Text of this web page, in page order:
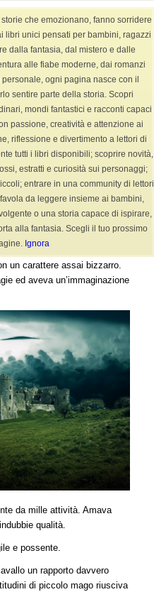
che emozionano, fanno sorridere
libri unici pensati per bambini, ragazzi
dalla fantasia, dal mistero e dalle
alle fiabe moderne, dai romanzi
ogni pagina nasce con il
sentire parte della storia. Scopri
mondi fantastici e racconti capaci
passione, creatività e attenzione ai
riflessione e divertimento a lettori di
tutti i libri disponibili; scoprire novità,
estratti e curiosità sui personaggi;
entrare in una community di lettori
da leggere insieme ai bambini,
o una storia capace di ispirare,
alla fantasia. Scegli il tuo prossimo
Ignora
/ Il GIARDINO MAGICO
+6-12 anni Narrativa +13 Adulti
vivevano due fratelli, un
erano stati affidati ad istruttori
Il ragazzo di appena
un carattere assai bizzarro.
ed aveva un’immaginazione
da mille attività. Amava
qualità.
e possente.
un rapporto davvero
di piccolo mago riusciva